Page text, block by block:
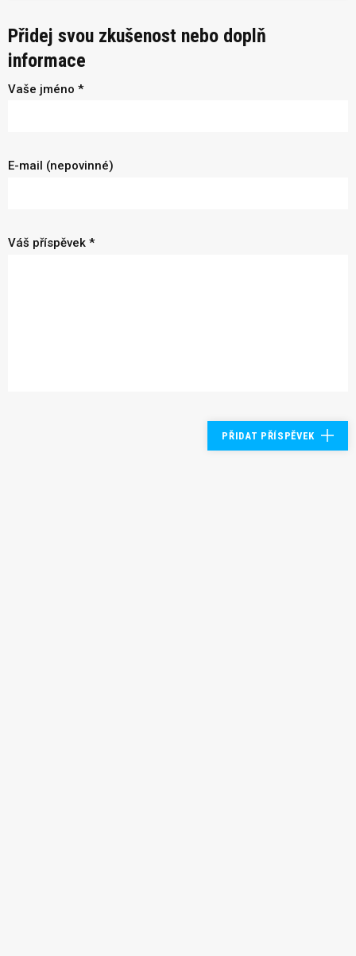
Přidej svou zkušenost nebo doplň
informace
Vaše jméno *
E-mail (nepovinné)
Váš příspěvek *
PŘIDAT PŘÍSPĚVEK